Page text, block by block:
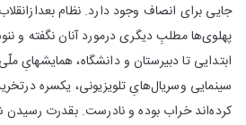
پهلوی‌ها مطلبِ دیگری درمورد آنان نگفته و
ابتدایی تا دبیرستان و دانشگاه، همایشهایِ
سینمایی وسریال‌هایِ تلویزیونی، یکسره
کرده‌اند خراب بوده و نادرست. بقدرت